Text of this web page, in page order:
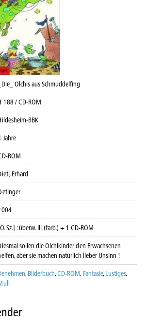
_Die_ Olchis aus Schmuddelfing
188 / CD-ROM
BBK
Jahre
ROM
Erhard
Sz.] : überw. Ill. (farb.) + 1 CD-ROM
sollen die Olchikinder den Erwachsenen
aber sie machen natürlich lieber Unsinn !
,Bilderbuch,CD-ROM, Fantasie,Lustiges,